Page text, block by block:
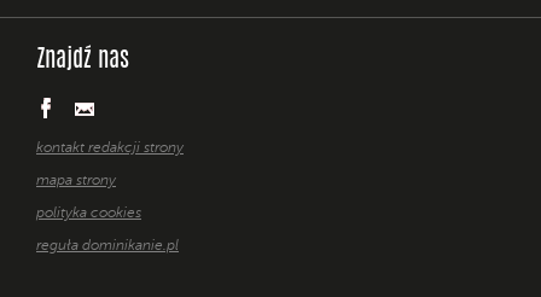
Znajdź nas
kontakt redakcji strony
mapa strony
polityka cookies
reguła dominikanie.pl